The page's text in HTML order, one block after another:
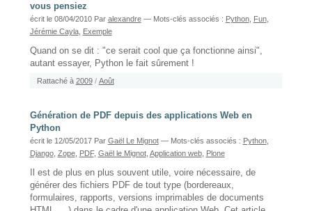
vous pensiez
écrit le 08/04/2010 Par alexandre — Mots-clés associés : Python, Fun,
Jérémie Cayla, Exemple
Quand on se dit : "ce serait cool que ça fonctionne ainsi",
autant essayer, Python le fait sûrement !
Rattaché à 2009 / Août
Génération de PDF depuis des applications Web en
Python
écrit le 12/05/2017 Par Gaël Le Mignot — Mots-clés associés : Python,
Django, Zope, PDF, Gaël le Mignot, Application web, Plone
Il est de plus en plus souvent utile, voire nécessaire, de
générer des fichiers PDF de tout type (bordereaux,
formulaires, rapports, versions imprimables de documents